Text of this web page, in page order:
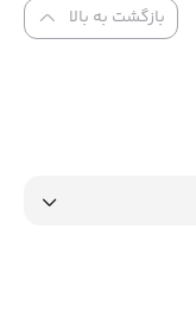
بازگشت به بالا